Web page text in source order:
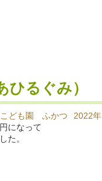
るぐみ）
2022年
ども園 ふかつ
になって
た。